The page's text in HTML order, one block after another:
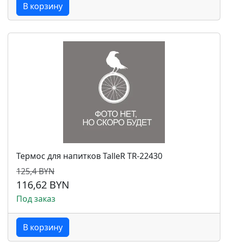
В корзину
Термос для напитков TalleR TR-22430
125,4 BYN
116,62 BYN
Под заказ
В корзину